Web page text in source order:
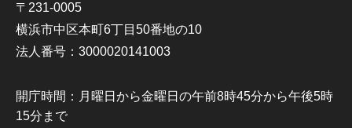
〒231-0005
横浜市中区本町6丁目50番地の10
法人番号：3000020141003
開庁時間：月曜日から金曜日の午前8時45分から午後5時
15分まで